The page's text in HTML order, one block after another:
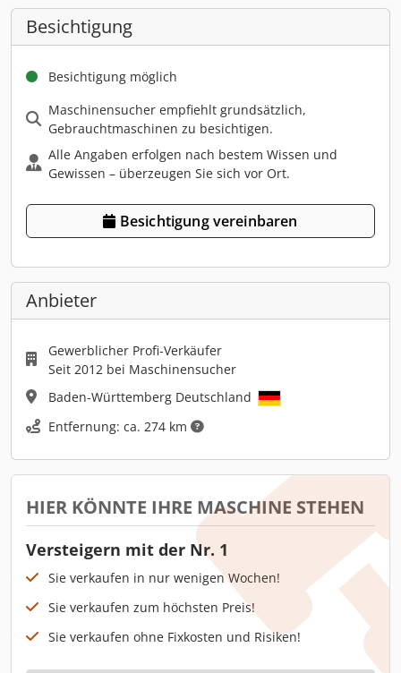
Besichtigung
Besichtigung möglich
Maschinensucher empfiehlt grundsätzlich,
Gebrauchtmaschinen zu besichtigen.
Alle Angaben erfolgen nach bestem Wissen und
Gewissen – überzeugen Sie sich vor Ort.
Besichtigung vereinbaren
Anbieter
Gewerblicher Profi-Verkäufer
Seit 2012 bei Maschinensucher
Baden-Württemberg Deutschland
Entfernung: ca. 274 km
HIER KÖNNTE IHRE MASCHINE STEHEN
Versteigern mit der Nr. 1
Sie verkaufen in nur wenigen Wochen!
Sie verkaufen zum höchsten Preis!
Sie verkaufen ohne Fixkosten und Risiken!